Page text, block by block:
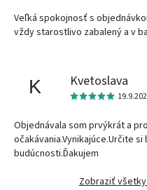
Veľká spokojnosť s
vždy starostlivo zabalený a v
K Kvetoslava
Objednávala som prvýkrát a
očakávania.Vynikajúce.Určite
budúcnosti.Ďakujem
Zobraziť